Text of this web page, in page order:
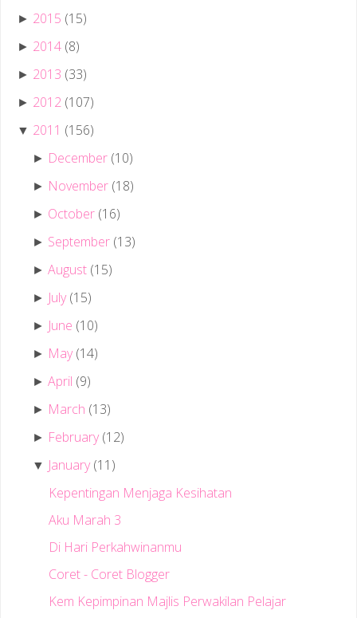
► 2015 (15)
► 2014 (8)
► 2013 (33)
► 2012 (107)
▼ 2011 (156)
► December (10)
► November (18)
► October (16)
► September (13)
►August (15)
► July (15)
► June (10)
► May (14)
►April (9)
► March (13)
► February (12)
▼ January (11)
Kepentingan Menjaga Kesihatan
Aku Marah 3
Di Hari Perkahwinanmu
Coret - Coret Blogger
Kem Kepimpinan Majlis Perwakilan Pelajar